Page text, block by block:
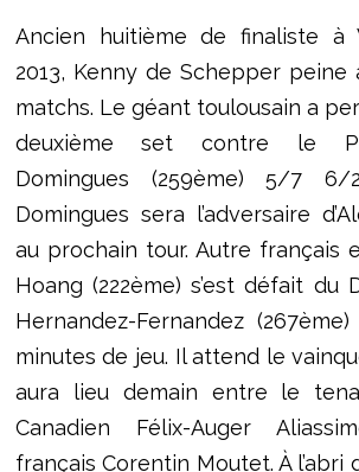
Ancien huitième de finaliste à
2013, Kenny de Schepper peine
matchs. Le géant toulousain a
deuxième set contre le
Domingues (259ème) 5/7
Domingues sera l’adversaire
au prochain tour. Autre français
Hoang (222ème) s’est défait du
Hernandez-Fernandez
minutes de jeu. Il attend le
aura lieu demain entre le
Canadien Félix-Auger
français Corentin Moutet. À l’abri